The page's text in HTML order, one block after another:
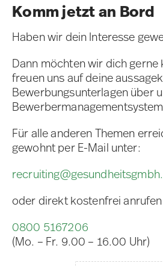
Komm jetzt an Bord
Haben wir dein Interesse
Dann möchten wir dich gerne
freuen uns auf deine
Bewerbungsunterlagen über
Für alle anderen Themen
gewohnt per E-Mail unter:
oder direkt kostenfrei anrufen
0800 5167206
(Mo. – Fr. 9.00 – 16.00 Uhr)